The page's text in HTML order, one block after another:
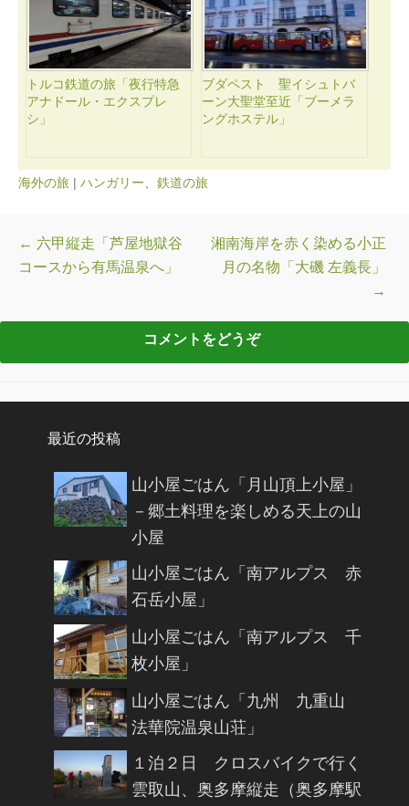
トルコ鉄道の旅「夜行特急
アナドール・エクスプレ
シ」
ブダペスト 聖イシュトバ
ーン大聖堂至近「ブーメラ
ングホステル」
海外の旅 | ハンガリー 鉄道の旅
投稿ナビゲーション
← 六甲縦走「芦屋地獄谷
コースから有馬温泉へ」
湘南海岸を赤く染める小正
月の名物「大磯 左義長」
→
最近の投稿
山小屋ごはん「月山頂上小屋」
－郷土料理を楽しめる天上の山
小屋
山小屋ごはん「南アルプス 赤
石岳小屋」
山小屋ごはん「南アルプス 千
枚小屋」
山小屋ごはん「九州 九重山
法華院温泉山荘」
１泊２日 クロスバイクで行く
雲取山、奥多摩縦走（奥多摩駅